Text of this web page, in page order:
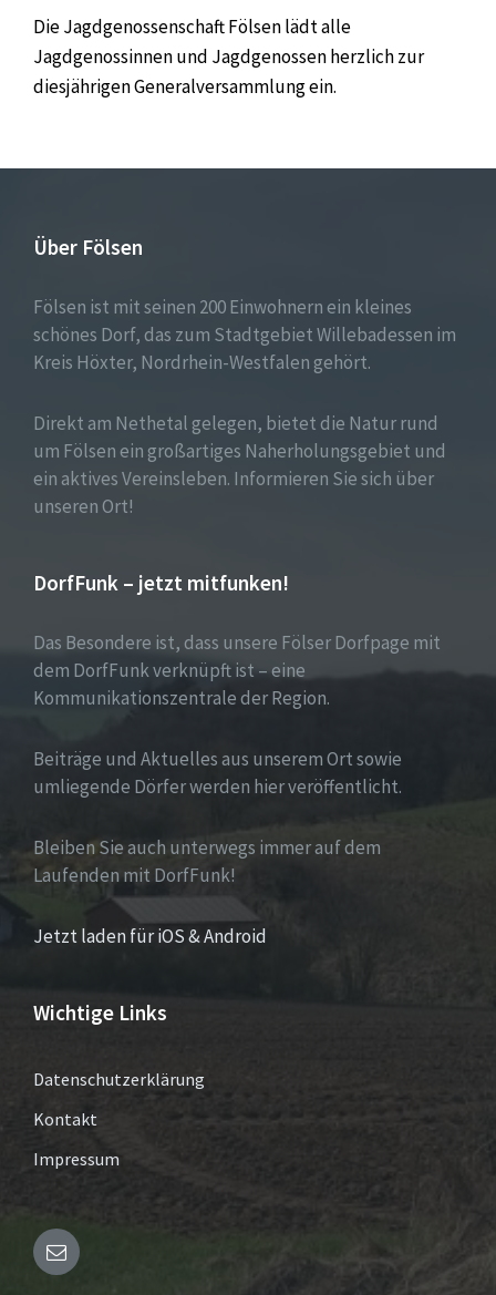
Die Jagdgenossenschaft Fölsen lädt alle
Jagdgenossinnen und Jagdgenossen herzlich zur
diesjährigen Generalversammlung ein.
Über Fölsen
Fölsen ist mit seinen 200 Einwohnern ein kleines
schönes Dorf, das zum Stadtgebiet Willebadessen im
Kreis Höxter, Nordrhein-Westfalen gehört.
Direkt am Nethetal gelegen, bietet die Natur rund
um Fölsen ein großartiges Naherholungsgebiet und
ein aktives Vereinsleben. Informieren Sie sich über
unseren Ort!
DorfFunk – jetzt mitfunken!
Das Besondere ist, dass unsere Fölser Dorfpage mit
dem DorfFunk verknüpft ist – eine
Kommunikationszentrale der Region.
Beiträge und Aktuelles aus unserem Ort sowie
umliegende Dörfer werden hier veröffentlicht.
Bleiben Sie auch unterwegs immer auf dem
Laufenden mit DorfFunk!
Jetzt laden für iOS & Android
Wichtige Links
Datenschutzerklärung
Kontakt
Impressum
Email